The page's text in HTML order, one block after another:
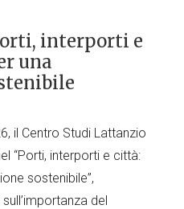
interporti e
una
il Centro Studi Lattanzio
“Porti, interporti e città:
sostenibile”,
del